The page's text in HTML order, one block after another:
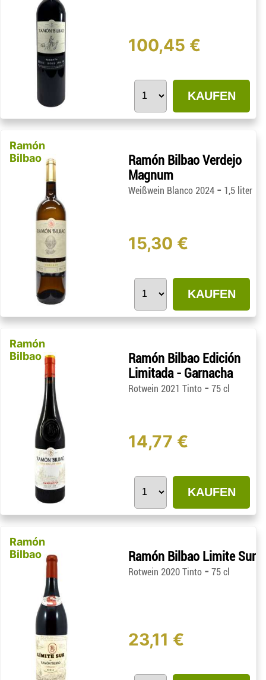
100,45 €
KAUFEN
Ramón
Bilbao
Ramón Bilbao Verdejo
Magnum
Weißwein Blanco 2024 - 1,5 liter
15,30 €
KAUFEN
Ramón
Bilbao
Ramón Bilbao Edición
Limitada - Garnacha
Rotwein 2021 Tinto -75 cl
14,77 €
KAUFEN
Ramón
Bilbao
Ramón Bilbao Limite Sur
Rotwein 2020 Tinto -75 cl
23,11 €